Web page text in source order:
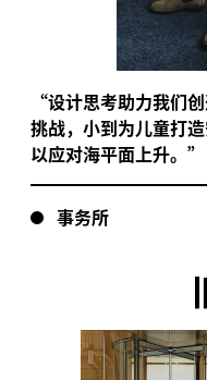
“设计思考助力我们
挑战，小到为儿童打
以应对海平面上升。”
事务所